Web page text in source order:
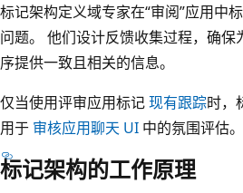
标记架构定义域专家在“审阅”应用中
问题。 他们设计反馈收集过程，确保
序提供一致且相关的信息。
仅当使用评审应用标记现有跟踪时，
用于 审核应用聊天 UI 中的氛围评估。
标记架构的工作原理